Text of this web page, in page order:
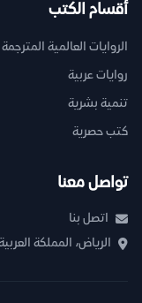
أقسام الكتب
الروايات العالمية المترجمة
روايات عربية
تنمية بشرية
كتب حصرية
تواصل معنا
اتصل بنا
الرياض، المملكة